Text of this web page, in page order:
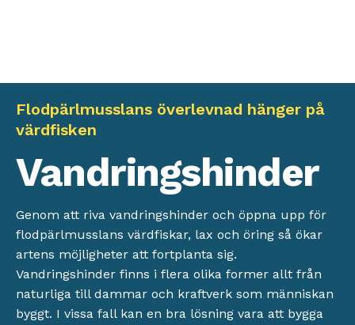
Flodpärlmusslans överlevnad hänger på
värdfisken
Vandringshinder
Genom att riva vandringshinder och öppna upp för
flodpärlmusslans värdfiskar, lax och öring så ökar
artens möjligheter att fortplanta sig.
Vandringshinder finns i flera olika former allt från
naturliga till dammar och kraftverk som människan
byggt. I vissa fall kan en bra lösning vara att bygga